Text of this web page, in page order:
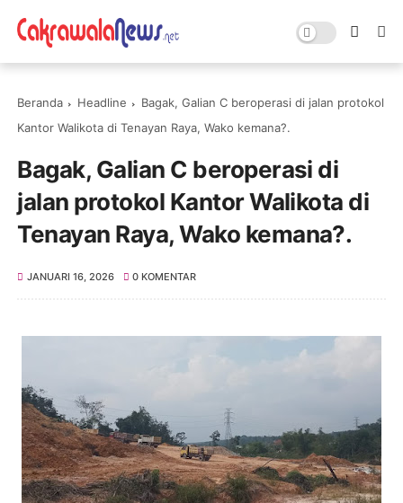
Beranda Headline
Bagak, Galian C beroperasi di jalan protokol
Kantor Walikota di Tenayan Raya, Wako kemana?.
Bagak, Galian C beroperasi di
jalan protokol Kantor Walikota di
Tenayan Raya, Wako kemana?.
JANUARI 16, 2026 0 KOMENTAR